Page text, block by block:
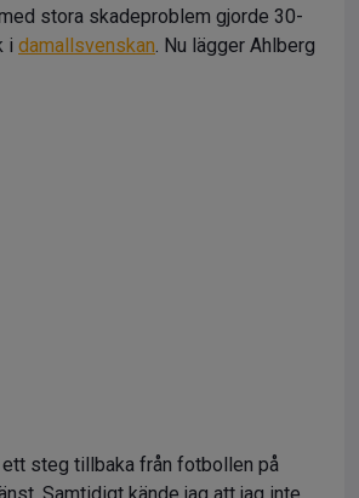
stora skadeproblem gjorde 30-
i damallsvenskan. Nu lägger Ahlberg
steg tillbaka från fotbollen på